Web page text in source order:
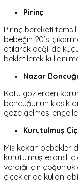
Pirinç
Pirinç bereketi
bebeğin 20’si
atılarak değil de
bekletilerek
Nazar
Kötü gözlerden
boncuğunun klasik
göze gelmesi
Kurutulmuş
Mis kokan bebekler
kurutulmuş esanslı
verdiği için
çiçekler de